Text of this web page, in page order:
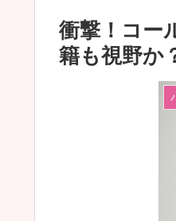
衝撃！コー
籍も視野か